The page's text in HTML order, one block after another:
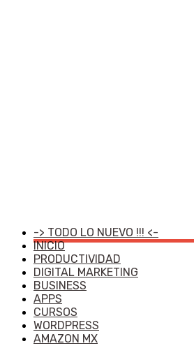
-> TODO LO NUEVO !!! <-
INICIO
PRODUCTIVIDAD
DIGITAL MARKETING
BUSINESS
APPS
CURSOS
WORDPRESS
AMAZON MX